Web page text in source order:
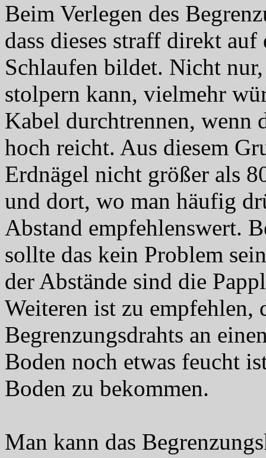
Beim Verlegen des
dass dieses straff direkt
Schlaufen bildet. Nicht
stolpern kann, vielmehr
Kabel durchtrennen, wenn
hoch reicht. Aus diesem
Erdnägel nicht größer als
und dort, wo man häufig
Abstand empfehlenswert.
sollte das kein Problem
der Abstände sind die
Weiteren ist zu empfehlen,
Begrenzungsdrahts an
Boden noch etwas feucht
Boden zu bekommen.
Man kann das